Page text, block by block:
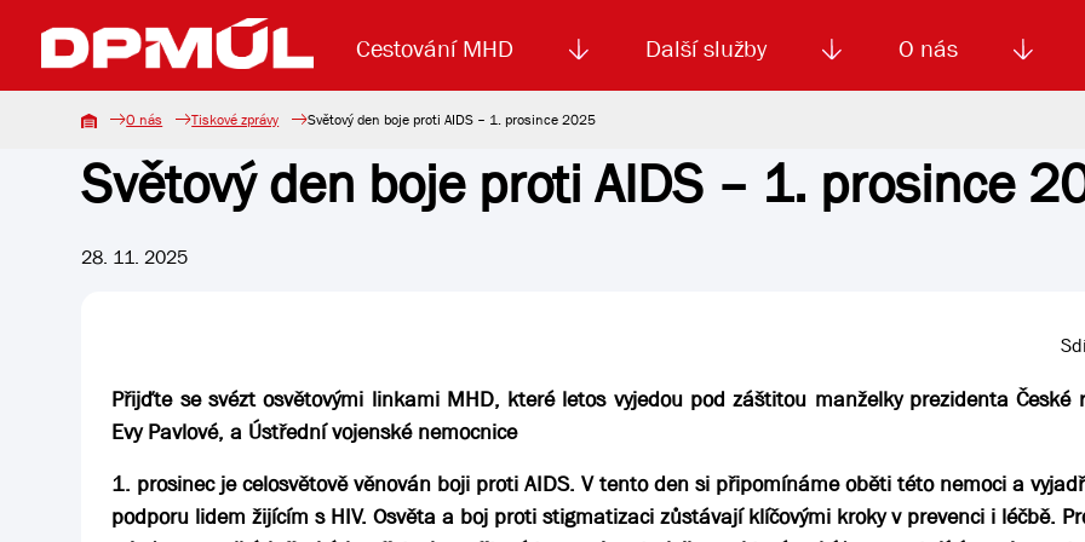
Cestování MHD
Uzavření mostu Dr. E. Beneše Koupit jízdenku Jízdné MHD El. jízdenka (EOS)
Další služby
Lanová dráha Reklama Smluvní doprava Autoškola
O nás
Základní údaje Aktuality Výběrová řízení Kariéra
O nás Tiskové zprávy Světový den boje proti AIDS – 1. prosince 2025
Světový den boje proti AIDS – 1. prosince
28. 11. 2025
Přijďte se svézt osvětovými linkami MHD, které letos vyjedou pod záštitou manželky prezidenta České
Evy Pavlové, a Ústřední vojenské nemocnice
1. prosinec je celosvětově věnován boji proti AIDS. V tento den si připomínáme oběti této nemoci a
podporu lidem žijícím s HIV. Osvěta a boj proti stigmatizaci zůstávají klíčovými kroky v prevenci i léčbě.